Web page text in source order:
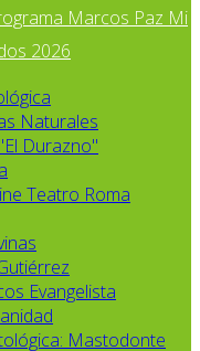
Marcos Paz Mi
2026
Naturales
Durazno"
Teatro Roma
Evangelista
Mastodonte